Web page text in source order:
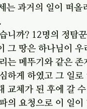
는 과거의 일이 떠
니까? 12명의 정탐
그 땅은 하나님이
는 메뚜기와 같은
하게 하였고 그 일
교체가 된 후에 갈
의 요청으로 이 일